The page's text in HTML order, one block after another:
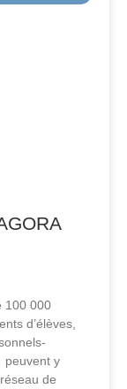
100 000
d’élèves,
peuvent y
de